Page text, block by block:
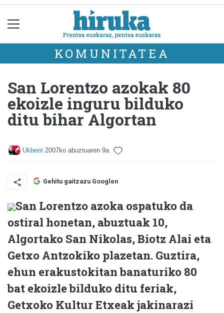
KOMUNITATEA
San Lorentzo azokak 80
ekoizle inguru bilduko
ditu bihar Algortan
Ukberri 2007ko abuztuaren 9a
Gehitu gaitzazu Googlen
San Lorentzo azoka ospatuko da
ostiral honetan, abuztuak 10,
Algortako San Nikolas, Biotz Alai eta
Getxo Antzokiko plazetan. Guztira,
ehun erakustokitan banaturiko 80
bat ekoizle bilduko ditu feriak,
Getxoko Kultur Etxeak jakinarazi